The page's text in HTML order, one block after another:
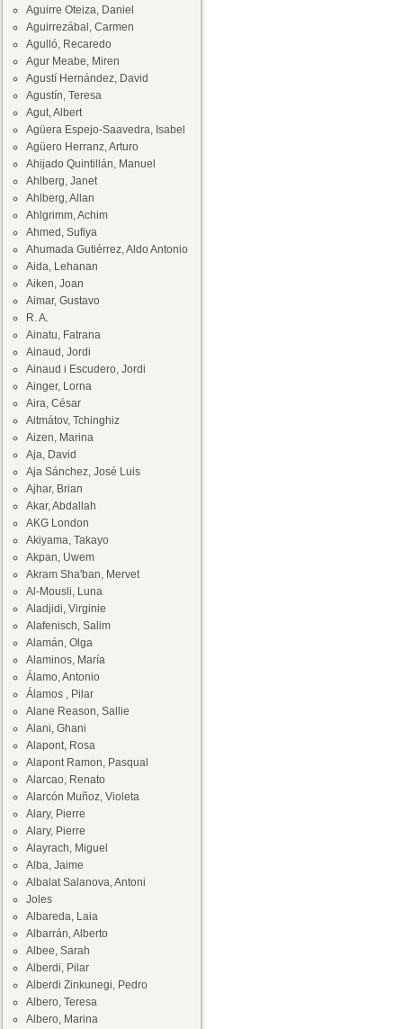
Aguirre Oteiza, Daniel
Aguirrezábal, Carmen
Agulló, Recaredo
Agur Meabe, Miren
Agustí Hernández, David
Agustín, Teresa
Agut, Albert
Agüera Espejo-Saavedra, Isabel
Agüero Herranz, Arturo
Ahijado Quintillán, Manuel
Ahlberg, Janet
Ahlberg, Allan
Ahlgrimm, Achim
Ahmed, Sufiya
Ahumada Gutiérrez, Aldo Antonio
Aida, Lehanan
Aiken, Joan
Aimar, Gustavo
R. A.
Ainatu, Fatrana
Ainaud, Jordi
Ainaud i Escudero, Jordi
Ainger, Lorna
Aira, César
Aitmátov, Tchinghiz
Aizen, Marina
Aja, David
Aja Sánchez, José Luis
Ajhar, Brian
Akar, Abdallah
AKG London
Akiyama, Takayo
Akpan, Uwem
Akram Sha'ban, Mervet
Al-Mousli, Luna
Aladjidi, Virginie
Alafenisch, Salim
Alamán, Olga
Alaminos, María
Álamo, Antonio
Álamos , Pilar
Alane Reason, Sallie
Alani, Ghani
Alapont, Rosa
Alapont Ramon, Pasqual
Alarcao, Renato
Alarcón Muñoz, Violeta
Alary, Pierre
Alary, Pierre
Alayrach, Miguel
Alba, Jaime
Albalat Salanova, Antoni
Joles
Albareda, Laia
Albarrán, Alberto
Albee, Sarah
Alberdi, Pilar
Alberdi Zinkunegi, Pedro
Albero, Teresa
Albero, Marina